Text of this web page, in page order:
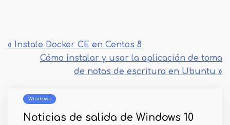
« Instale Docker CE en Centos 8
Cómo instalar y usar la aplicación de toma
de notas de escritura en Ubuntu »
Windows
Noticias de salida de Windows 10